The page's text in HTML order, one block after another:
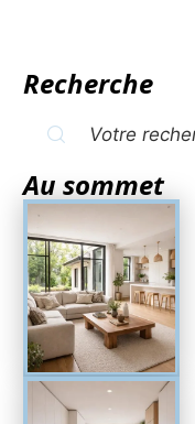
Recherche
Au sommet